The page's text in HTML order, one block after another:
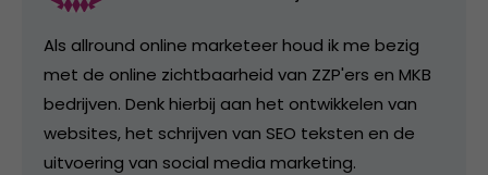
Als allround online marketeer houd ik me bezig
met de online zichtbaarheid van ZZP'ers en MKB
bedrijven. Denk hierbij aan het ontwikkelen van
websites, het schrijven van SEO teksten en de
uitvoering van social media marketing.